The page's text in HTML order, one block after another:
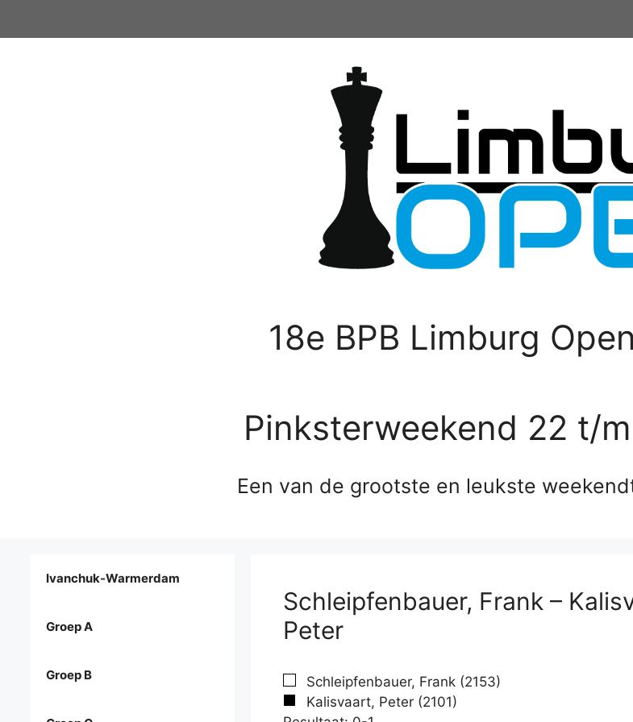
18e BPB Limburg
Pinksterweekend 22 t/
Een van de grootste en leukste
Schleipfenbauer, Frank –
Peter
Schleipfenbauer, Frank (2153)
Kalisvaart, Peter (2101)
Ivanchuk-Warmerdam
Groep A
Groep B